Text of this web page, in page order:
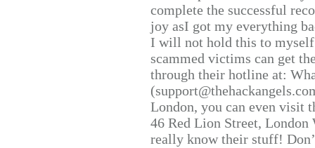
complete the successful
joy asI got my everything
I will not hold this to
scammed victims can get
through their hotline at:
London, you can even visit
46 Red Lion Street, London
really know their stuff!